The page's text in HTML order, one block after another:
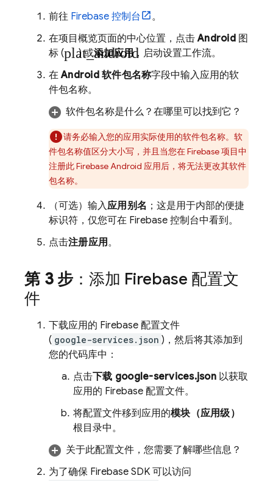
前往 Firebase 控制台
。
在项目概览页面的中心位置，点击Android图
标 (plat_android
) 或添加应用，启动设置工作流。
在Android 软件包名称字段中输入应用的软
件包名称。
软件包名称是什么？在哪里可以找到它？
请务必输入您的应用实际使用的软件包名称。软
件包名称值区分大小写，并且当您在 Firebase 项目中
注册此 Firebase Android 应用后，将无法更改其软件
包名称。
（可选）输入应用别名 ；这是用于内部的便捷
标识符，仅您可在 Firebase 控制台中看到。
点击注册应用。
第 3 步 ：添加 Firebase 配置文
件
下载应用的 Firebase 配置文件
( google-services.json )，然后将其添加到
您的代码库中：
点击下载 google-services.json以获取
应用的 Firebase 配置文件。
将配置文件移到应用的模块（应用级）
根目录中。
关于此配置文件，您需要了解哪些信息？
为了确保 Firebase SDK 可以访问